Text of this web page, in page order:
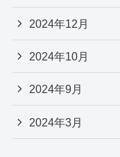
2024年12月
2024年10月
2024年9月
2024年3月